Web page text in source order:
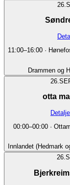
26.
11:00–16:00 ·
Drammen og
26.
otta
00:00–00:00·
Innlandet (Hedmark
26.